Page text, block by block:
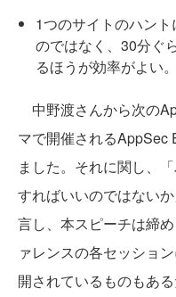
1つのサイトのハン
のではなく、30分ぐ
るほうが効率がよい。
中野渡さんから次の
マで開催されるAppSec
ました。それに関し、
すればいいのではない
言し、本スピーチは締
ァレンスの各セッショ
開されているものもあ